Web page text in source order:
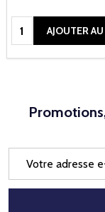
Quantité:AJOUTER
mail